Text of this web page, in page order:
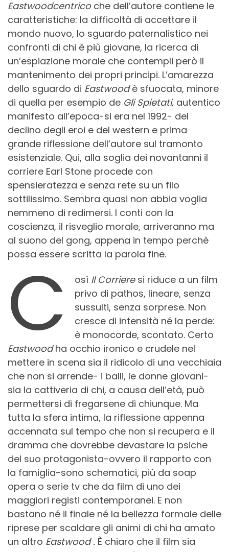
Eastwoodcentricoche dell’autore contiene le
caratteristiche: la difficoltà di accettare il
mondo nuovo, lo sguardo paternalistico nei
confronti di chi è più giovane, la ricerca di
un’espiazione morale che contempli però il
mantenimento dei propri principi. L’amarezza
dello sguardo di Eastwoodè sfuocata, minore
di quella per esempio de Gli Spietati, autentico
manifesto all’epoca-si era nel 1992- del
declino degli eroi e del western e prima
grande riflessione dell’autore sul tramonto
esistenziale. Qui, alla soglia dei novantanni il
corriere Earl Stone procede con
spensieratezza e senza rete su un filo
sottilissimo. Sembra quasi non abbia voglia
nemmeno di redimersi. I conti con la
coscienza, il risveglio morale, arriveranno ma
al suono del gong, appena in tempo perchè
possa essere scritta la parola fine.
C osì Il Corrieresi riduce a un film
privo di pathos, lineare, senza
sussulti, senza sorprese. Non
cresce di intensità né la perde:
è monocorde, scontato. Certo
Eastwoodha occhio ironico e crudele nel
mettere in scena sia il ridicolo di una vecchiaia
che non si arrende- i balli, le donne giovani-
sia la cattiveria di chi, a causa dell’età, può
permettersi di fregarsene di chiunque. Ma
tutta la sfera intima, la riflessione appenna
accennata sul tempo che non si recupera e il
dramma che dovrebbe devastare la psiche
del suo protagonista-ovvero il rapporto con
la famiglia-sono schematici, più da soap
opera o serie tv che da film di uno dei
maggiori registi contemporanei. E non
bastano né il finale né la bellezza formale delle
riprese per scaldare gli animi di chi ha amato
un altro Eastwood . È chiaro che il film sia